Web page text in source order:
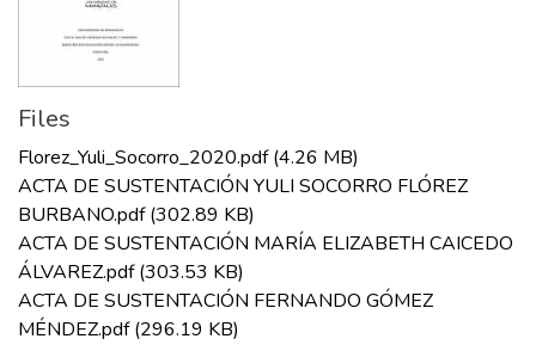
Files
Florez_Yuli_Socorro_2020.pdf(4.26 MB)
ACTA DE SUSTENTACIÓN YULI SOCORRO FLÓREZ
BURBANO.pdf(302.89 KB)
ACTA DE SUSTENTACIÓN MARÍA ELIZABETH CAICEDO
ÁLVAREZ.pdf(303.53 KB)
ACTA DE SUSTENTACIÓN FERNANDO GÓMEZ
MÉNDEZ.pdf(296.19 KB)